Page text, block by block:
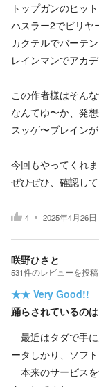
トップガンのヒット
ハスラー2でビリヤ
カクテルでバーテ
レインマンでアカ
この作者様はそん
なんてゆ〜か、発
スッゲ〜ブレイン
今回もやってくれま
ぜひぜひ、確認し
4 2025年4月26日
咲野ひさと
531件のレビューを投稿
★★ Very Good!!
踊らされているの
最近はタダで手
ータしかり、ソフト
本来のサービス